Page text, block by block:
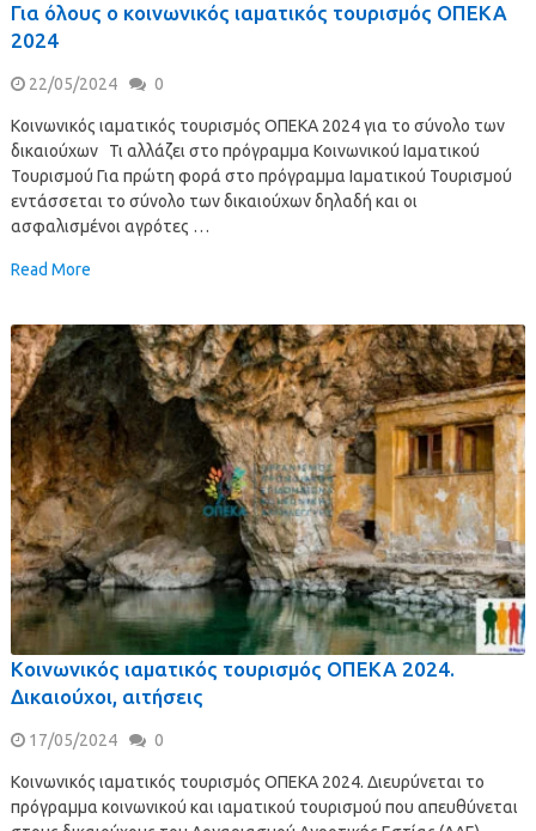
Για όλους ο κοινωνικός ιαματικός τουρισμός ΟΠΕΚΑ
2024
22/05/2024 0
Κοινωνικός ιαματικός τουρισμός ΟΠΕΚΑ 2024 για το σύνολο των
δικαιούχων Τι αλλάζει στο πρόγραμμα Κοινωνικού Ιαματικού
Τουρισμού Για πρώτη φορά στο πρόγραμμα Ιαματικού Τουρισμού
εντάσσεται το σύνολο των δικαιούχων δηλαδή και οι
ασφαλισμένοι αγρότες …
Read More
Κοινωνικός ιαματικός τουρισμός ΟΠΕΚΑ 2024.
Δικαιούχοι, αιτήσεις
17/05/2024 0
Κοινωνικός ιαματικός τουρισμός ΟΠΕΚΑ 2024. Διευρύνεται το
πρόγραμμα κοινωνικού και ιαματικού τουρισμού που απευθύνεται